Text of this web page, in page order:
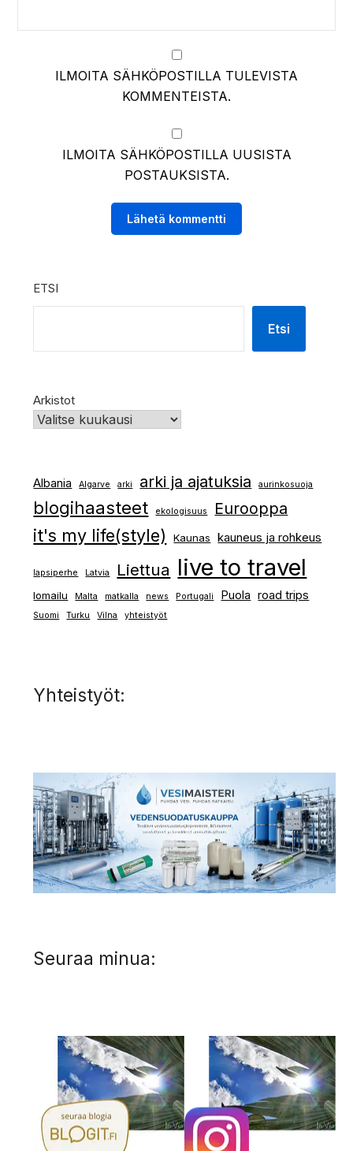
ILMOITA SÄHKÖPOSTILLA TULEVISTA
KOMMENTEISTA.
ILMOITA SÄHKÖPOSTILLA UUSISTA
POSTAUKSISTA.
ETSI
Etsi
Arkistot
Albania Algarve arki arki ja ajatuksia aurinkosuoja
blogihaasteet ekologisuus Eurooppa
it's my life(style) Kaunas kauneus ja rohkeus
lapsiperhe Latvia Liettua live to travel
lomailu Malta matkalla news Portugali Puola road trips
Suomi Turku Vilna yhteistyöt
Yhteistyöt:
Seuraa minua: